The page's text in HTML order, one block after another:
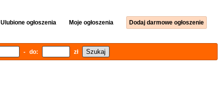
Ulubione ogłoszenia Moje ogłoszenia Dodaj darmowe ogłoszenie
- do: zł